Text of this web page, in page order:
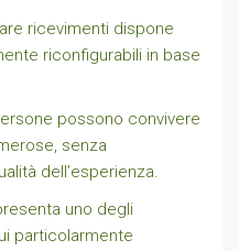
ricevimenti dispone
riconfigurabili in base
possono convivere
senza
dell’esperienza.
uno degli
particolarmente